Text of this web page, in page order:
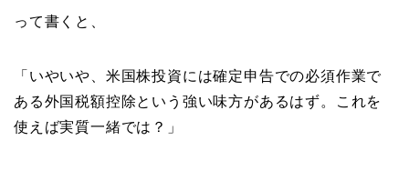
って書くと、
「いやいや、米国株投資には確定申告での必須作業で
ある外国税額控除という強い味方があるはず。これを
使えば実質一緒では？」